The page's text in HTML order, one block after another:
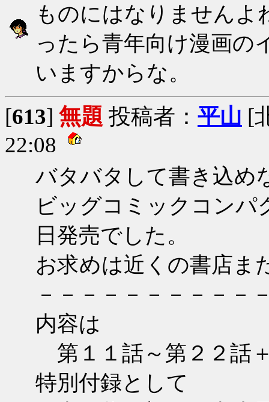
ものにはなりませんよ
ったら青年向け漫画の
いますからな。
[613] 無題 投稿者： 平山 [
22:08
バタバタして書き込め
ビッグコミックコンパ
日発売でした。
お求めは近くの書店ま
－－－－－－－－－－
内容は
第１１話～第２２話
特別付録として